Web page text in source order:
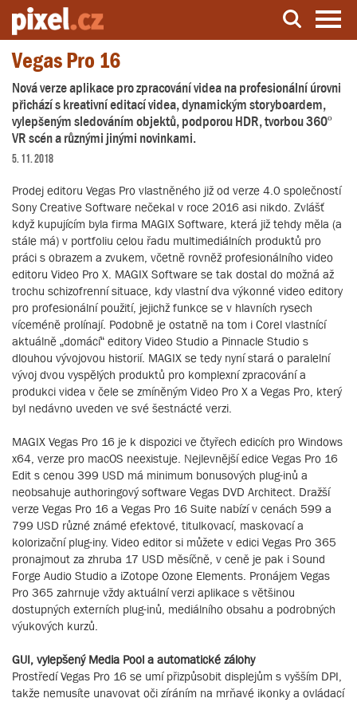
Server o natáčení a zpracování videa
Vegas Pro 16
Nová verze aplikace pro zpracování videa na profesionální úrovni
přichází s kreativní editací videa, dynamickým storyboardem,
vylepšeným sledováním objektů, podporou HDR, tvorbou 360º
VR scén a různými jinými novinkami.
5. 11. 2018
Prodej editoru Vegas Pro vlastněného již od verze 4.0 společností
Sony Creative Software nečekal v roce 2016 asi nikdo. Zvlášť
když kupujícím byla firma MAGIX Software, která již tehdy měla (a
stále má) v portfoliu celou řadu multimediálních produktů pro
práci s obrazem a zvukem, včetně rovněž profesionálního video
editoru Video Pro X. MAGIX Software se tak dostal do možná až
trochu schizofrenní situace, kdy vlastní dva výkonné video editory
pro profesionální použití, jejichž funkce se v hlavních rysech
víceméně prolínají. Podobně je ostatně na tom i Corel vlastnící
aktuálně „domácí“ editory Video Studio a Pinnacle Studio s
dlouhou vývojovou historií. MAGIX se tedy nyní stará o paralelní
vývoj dvou vyspělých produktů pro komplexní zpracování a
produkci videa v čele se zmíněným Video Pro X a Vegas Pro, který
byl nedávno uveden ve své šestnácté verzi.
MAGIX Vegas Pro 16 je k dispozici ve čtyřech edicích pro Windows
x64, verze pro macOS neexistuje. Nejlevnější edice Vegas Pro 16
Edit s cenou 399 USD má minimum bonusových plug-inů a
neobsahuje authoringový software Vegas DVD Architect. Dražší
verze Vegas Pro 16 a Vegas Pro 16 Suite nabízí v cenách 599 a
799 USD různé známé efektové, titulkovací, maskovací a
kolorizační plug-iny. Video editor si můžete v edici Vegas Pro 365
pronajmout za zhruba 17 USD měsíčně, v ceně je pak i Sound
Forge Audio Studio a iZotope Ozone Elements. Pronájem Vegas
Pro 365 zahrnuje vždy aktuální verzi aplikace s většinou
dostupných externích plug-inů, mediálního obsahu a podrobných
výukových kurzů.
GUI, vylepšený Media Pool a automatické zálohy
Prostředí Vegas Pro 16 se umí přizpůsobit displejům s vyšším DPI,
takže nemusíte unavovat oči zíráním na mrňavé ikonky a ovládací